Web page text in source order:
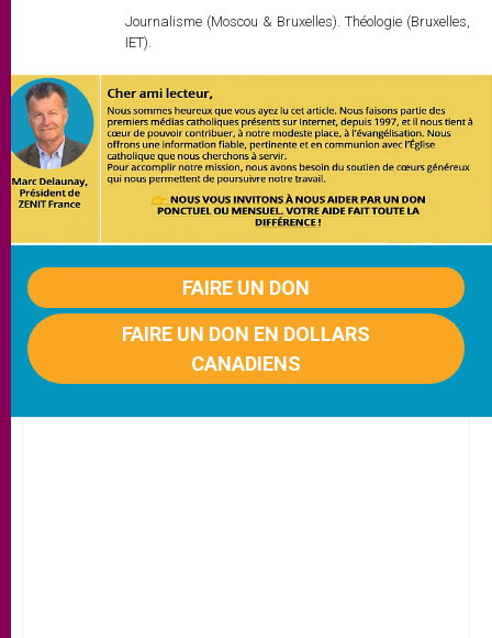
Journalisme (Moscou & Bruxelles). Théologie (Bruxelles,
IET).
FAIRE UN DON
FAIRE UN DON EN DOLLARS
CANADIENS